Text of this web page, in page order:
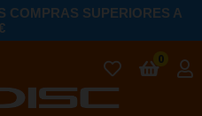
COMPRAS SUPERIORES A
0